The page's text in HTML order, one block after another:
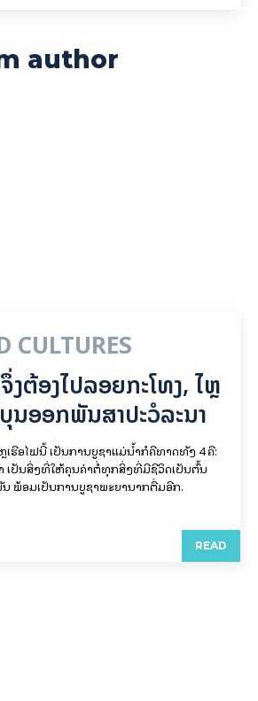
author
CULTURES
ງ​ຕ້ອງ​ໄປລອຍ​ກະ​ໂທງ, ໄຫຼ​
ນ​ອອກ​ພັນ​ສາ​ປະ​ວໍ​ລະ​ນາ
ຮືອໄຟນີ້ ເປັນການບູຊາແມ່ນໍ້າກໍຄືທາດທັງ 4 ຄື:
ເປັນສິ່ງທີ່ໃຫ້ຄຸນຄ່າຕໍ່ທຸກສິ່ງທີ່ມີຊີວິດເປັນຕົ້ນ
ພ້ອມເປັນການບູຊາພະຍານາກຕື່ມອີກ.
READ